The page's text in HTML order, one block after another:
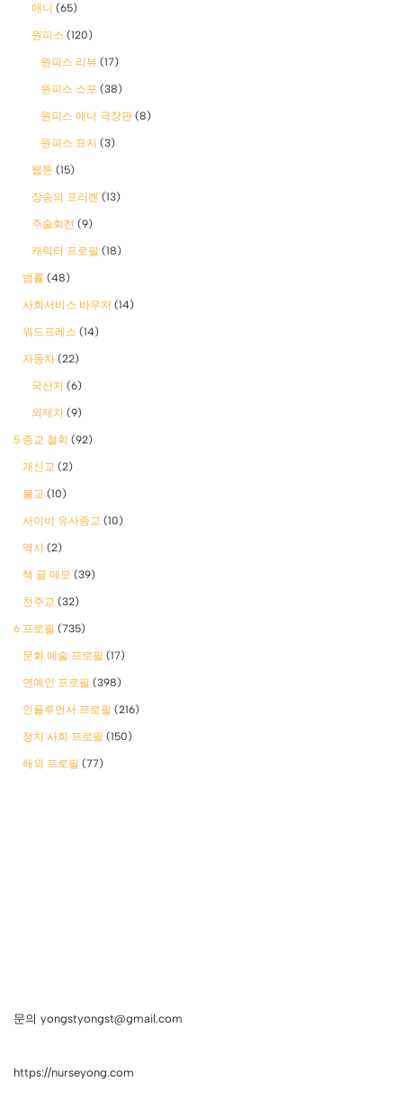
애니 (65)
원피스 (120)
원피스 리뷰 (17)
원피스 스포 (38)
원피스 애니 극장판 (8)
원피스 표지 (3)
웹툰 (15)
장송의 프리렌 (13)
주술회전 (9)
캐릭터 프로필 (18)
법률 (48)
사회서비스 바우처 (14)
워드프레스 (14)
자동차 (22)
국산차 (6)
외제차 (9)
5 종교 철학 (92)
개신교 (2)
불교 (10)
사이비 유사종교 (10)
역사 (2)
책 글 메모 (39)
천주교 (32)
6 프로필 (735)
문화 예술 프로필 (17)
연예인 프로필 (398)
인플루언서 프로필 (216)
정치 사회 프로필 (150)
해외 프로필 (77)
문의 yongstyongst@gmail.com
https://nurseyong.com